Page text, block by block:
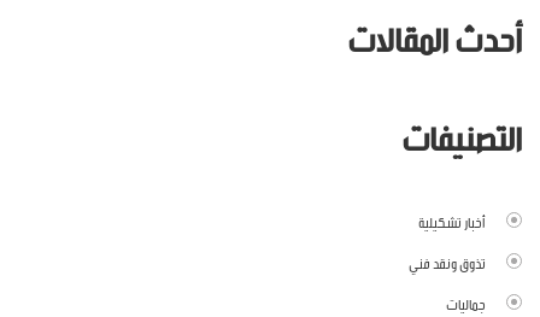
أحدث المقالات
التصنيفات
أخبار تشكيلية
تذوق ونقد فني
جماليات